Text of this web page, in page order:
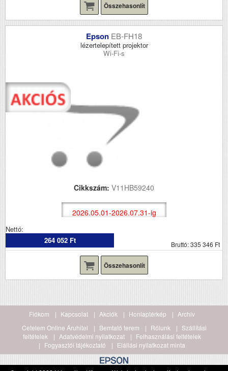
Összehasonlít
Epson EB-FH18
lézertelepített projektor
Wi-Fi-s
Cikkszám: V11HB59240
2026.05.01-2026.07.31-ig
Nettó:
264 052 Ft
Bruttó: 335 346 Ft
Összehasonlít
Fiókom Kapcsolat Akciók Honlaptérkép
Archiv
Cetelem Online Áruhitel
Bemtató terem Rólunk
Szállítási
feltételek
Adatvédelmi nyilatkozat
Felhasználási feltételek
Fogyasztói tájékoztató
Elállási nyilatkozat minta